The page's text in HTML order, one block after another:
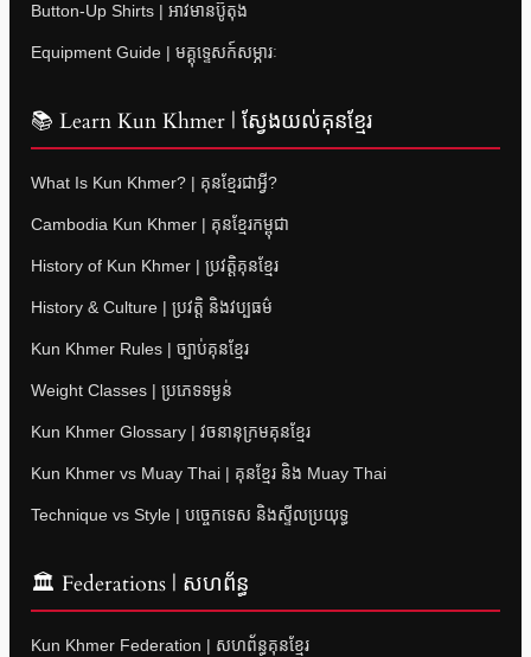
Button-Up Shirts | អាវមានប៊ូតុង
Equipment Guide | មគ្គុទ្ទេសក៍សម្ភារៈ
📚 Learn Kun Khmer | ស្វែងយល់គុនខ្មែរ
What Is Kun Khmer? | គុនខ្មែរជាអ្វី?
Cambodia Kun Khmer | គុនខ្មែរកម្ពុជា
History of Kun Khmer | ប្រវត្តិគុនខ្មែរ
History & Culture | ប្រវត្តិ និងវប្បធម៌
Kun Khmer Rules | ច្បាប់គុនខ្មែរ
Weight Classes | ប្រភេទទម្ងន់
Kun Khmer Glossary | វចនានុក្រមគុនខ្មែរ
Kun Khmer vs Muay Thai | គុនខ្មែរ និង Muay Thai
Technique vs Style | បច្ចេកទេស និងស្ទីលប្រយុទ្ធ
🏛 Federations | សហព័ន្ធ
Kun Khmer Federation | សហព័ន្ធគុនខ្មែរ